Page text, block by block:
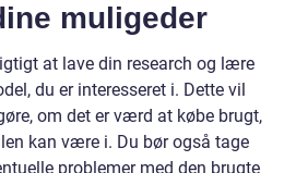
muligeder
at lave din research og lære
du er interesseret i. Dette vil
om det er værd at købe brugt,
kan være i. Du bør også tage
problemer med den brugte